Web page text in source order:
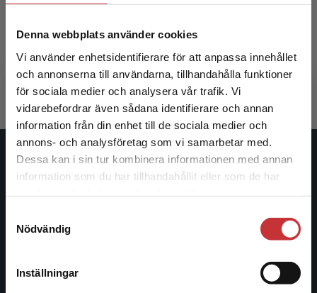
Denna webbplats använder cookies
Vi använder enhetsidentifierare för att anpassa innehållet
och annonserna till användarna, tillhandahålla funktioner
för sociala medier och analysera vår trafik. Vi
vidarebefordrar även sådana identifierare och annan
information från din enhet till de sociala medier och
annons- och analysföretag som vi samarbetar med.
Dessa kan i sin tur kombinera informationen med annan
information som du har tillhandahållit eller som de har
Nödvändig
Inställningar
Begränsad fraktregion
Det verkar som att du besöker
studentlitteratur.se via en enhet utanför Sverige.
Vi erbjuder inte leveranser utanför Sverige. För
att kunna slutföra ett köp måste
Medicin
Behndig, Annelie m.fl. (red.)
802 krinkl. moms
Exkl. moms: 757 kr
Medicin
1 261 kr
Exkl.
Studentlitteratur
Studentlitteratur grundades 1963 och är idag Sveriges
ledande utbildningsförlag. Med läromedel, kurslitteratur,
facklitteratur, utbildningar och digitala
längs hela kunskapsresan.